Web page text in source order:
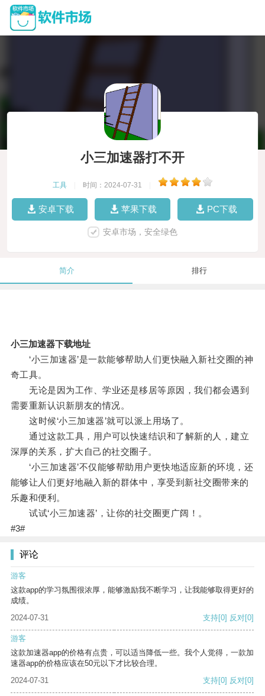
小三加速器打不开
工具 时间：2024-07-31
安卓下载 苹果下载 PC下载
安卓市场，安全绿色
简介 排行
小三加速器下载地址
‘小三加速器’是一款能够帮助人们更快融入新社交圈的神
奇工具。
无论是因为工作、学业还是移居等原因，我们都会遇到
需要重新认识新朋友的情况。
这时候‘小三加速器’就可以派上用场了。
通过这款工具，用户可以快速结识和了解新的人，建立
深厚的关系，扩大自己的社交圈子。
‘小三加速器’不仅能够帮助用户更快地适应新的环境，还
能够让人们更好地融入新的群体中，享受到新社交圈带来的
乐趣和便利。
试试‘小三加速器’，让你的社交圈更广阔！。
#3#
评论
游客
这款app的学习氛围很浓厚，能够激励我不断学习，让我能够取得更好的
成绩。
2024-07-31
支持[0] 反对[0]
游客
这款加速器app的价格有点贵，可以适当降低一些。我个人觉得，一款加
速器app的价格应该在50元以下才比较合理。
2024-07-31
支持[0] 反对[0]